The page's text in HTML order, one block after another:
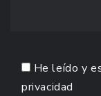
He leído y
privacidad